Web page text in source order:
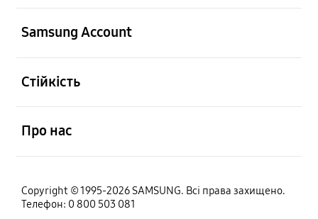
Samsung Account
Стійкість
Про нас
Copyright © 1995-2026 SAMSUNG. Всі права захищено.
Телефон: 0 800 503 081